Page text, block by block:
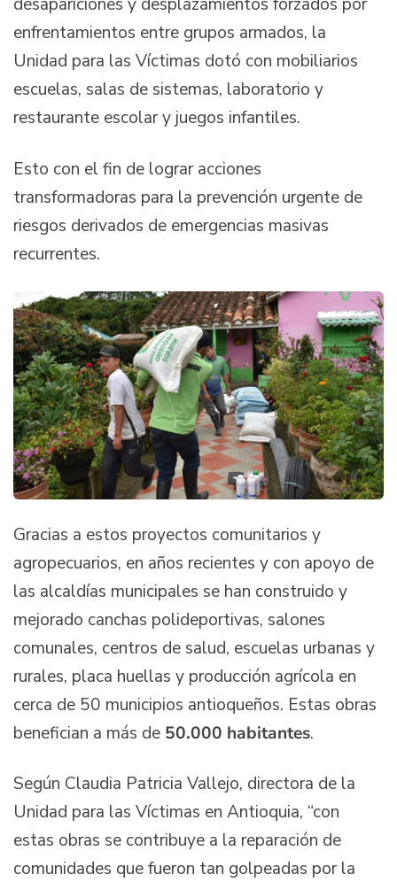
desapariciones y desplazamientos forzados por
enfrentamientos entre grupos armados, la
Unidad para las Víctimas dotó con mobiliarios
escuelas, salas de sistemas, laboratorio y
restaurante escolar y juegos infantiles.
Esto con el fin de lograr acciones
transformadoras para la prevención urgente de
riesgos derivados de emergencias masivas
recurrentes.
Gracias a estos proyectos comunitarios y
agropecuarios, en años recientes y con apoyo de
las alcaldías municipales se han construido y
mejorado canchas polideportivas, salones
comunales, centros de salud, escuelas urbanas y
rurales, placa huellas y producción agrícola en
cerca de 50 municipios antioqueños. Estas obras
benefician a más de 50.000 habitantes.
Según Claudia Patricia Vallejo, directora de la
Unidad para las Víctimas en Antioquia, “con
estas obras se contribuye a la reparación de
comunidades que fueron tan golpeadas por la